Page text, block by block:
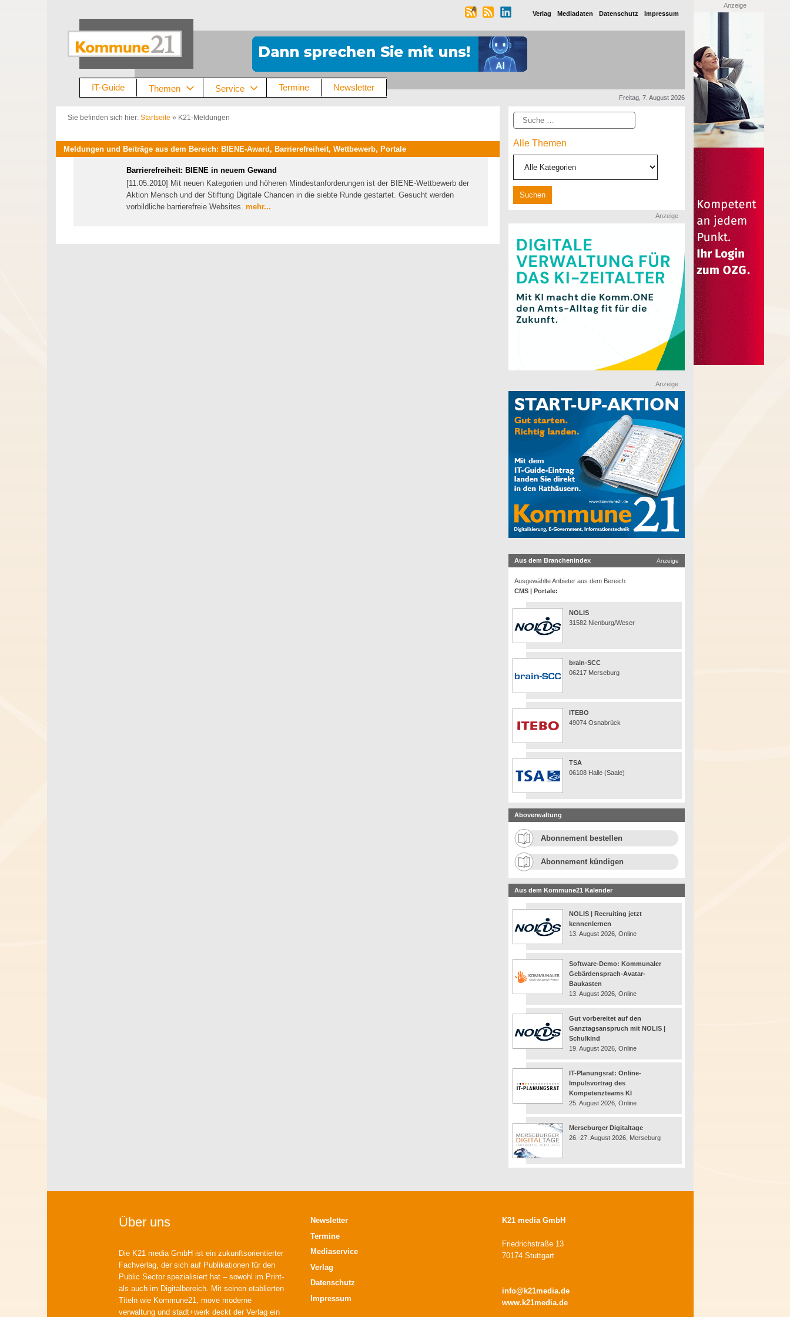
Verlag Mediadaten Datenschutz Impressum
IT-Guide Themen Service Termine Newsletter
Freitag, 7. August 2026
Sie befinden sich hier: Startseite » K21-Meldungen
Meldungen und Beiträge aus dem Bereich: BIENE-Award, Barrierefreiheit, Wettbewerb, Portale
Barrierefreiheit: BIENE in neuem Gewand
[11.05.2010] Mit neuen Kategorien und höheren Mindestanforderungen ist der BIENE-Wettbewerb der
Aktion Mensch und der Stiftung Digitale Chancen in die siebte Runde gestartet. Gesucht werden
vorbildliche barrierefreie Websites. mehr...
Suche
Alle Themen
Anzeige
Anzeige
Aus dem Branchenindex Anzeige
Ausgewählte Anbieter aus dem Bereich
CMS | Portale:
NOLIS
31582 Nienburg/Weser
brain-SCC
06217 Merseburg
ITEBO
49074 Osnabrück
TSA
06108 Halle (Saale)
Aboverwaltung
Abonnement bestellen
Abonnement kündigen
Aus dem Kommune21 Kalender
NOLIS | Recruiting jetzt
kennenlernen
13. August 2026, Online
Software-Demo: Kommunaler
Gebärdensprach-Avatar-
Baukasten
13. August 2026, Online
Gut vorbereitet auf den
Ganztagsanspruch mit NOLIS |
Schulkind
19. August 2026, Online
IT-Planungsrat: Online-
Impulsvortrag des
Kompetenzteams KI
25. August 2026, Online
Merseburger Digitaltage
26.-27. August 2026, Merseburg
Anzeige
Über uns
Die K21 media GmbH ist ein zukunftsorientierter
Fachverlag, der sich auf Publikationen für den
Public Sector spezialisiert hat – sowohl im Print-
als auch im Digitalbereich. Mit seinen etablierten
Titeln wie Kommune21, move moderne
verwaltung und stadt+werk deckt der Verlag ein
Newsletter
Termine
Mediaservice
Verlag
Datenschutz
Impressum
K21 media GmbH
Friedrichstraße 13
70174 Stuttgart
info@k21media.de
www.k21media.de